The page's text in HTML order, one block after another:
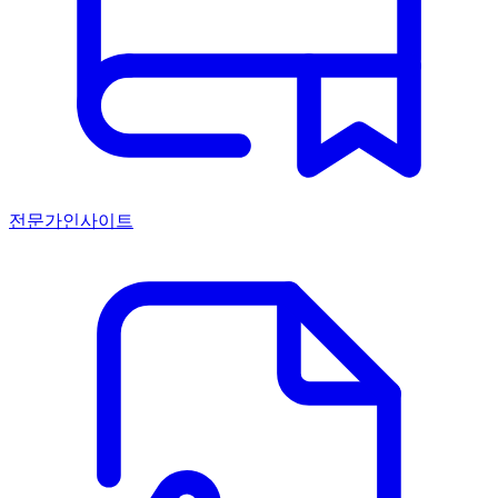
전문가인사이트